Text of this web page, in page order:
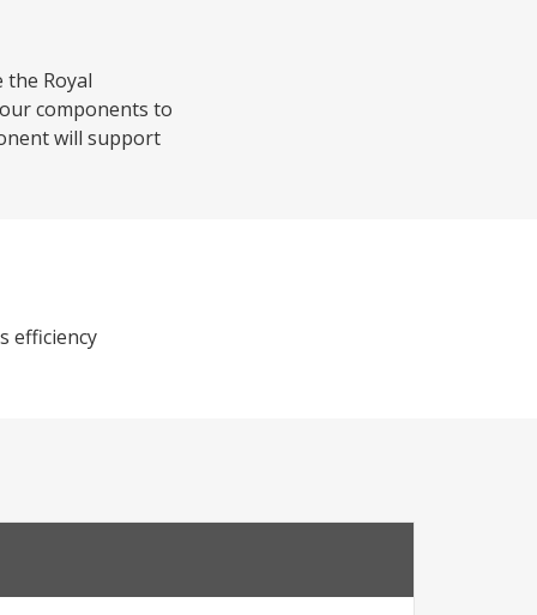
Royal
components to
will support
efficiency